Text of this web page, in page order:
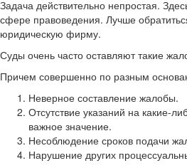
Задача действительно непростая.
сфере правоведения. Лучше
юридическую фирму.
Суды очень часто оставляют такие
Причем совершенно по разным
Неверное составление жалобы.
Отсутствие указаний на какие-
важное значение.
Несоблюдение сроков подачи
Нарушение других